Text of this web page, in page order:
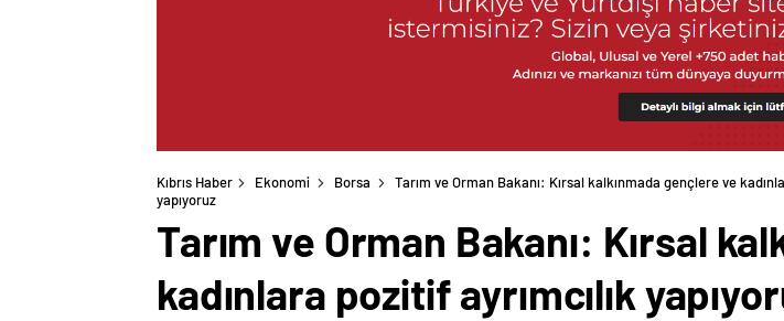
Kıbrıs Haber Ekonomi Borsa
Tarım ve Orman Bakanı: Kırsal kalkınmada gençlere ve
yapıyoruz
Tarım ve Orman Bakanı: Kırsal
kadınlara pozitif ayrımcılık